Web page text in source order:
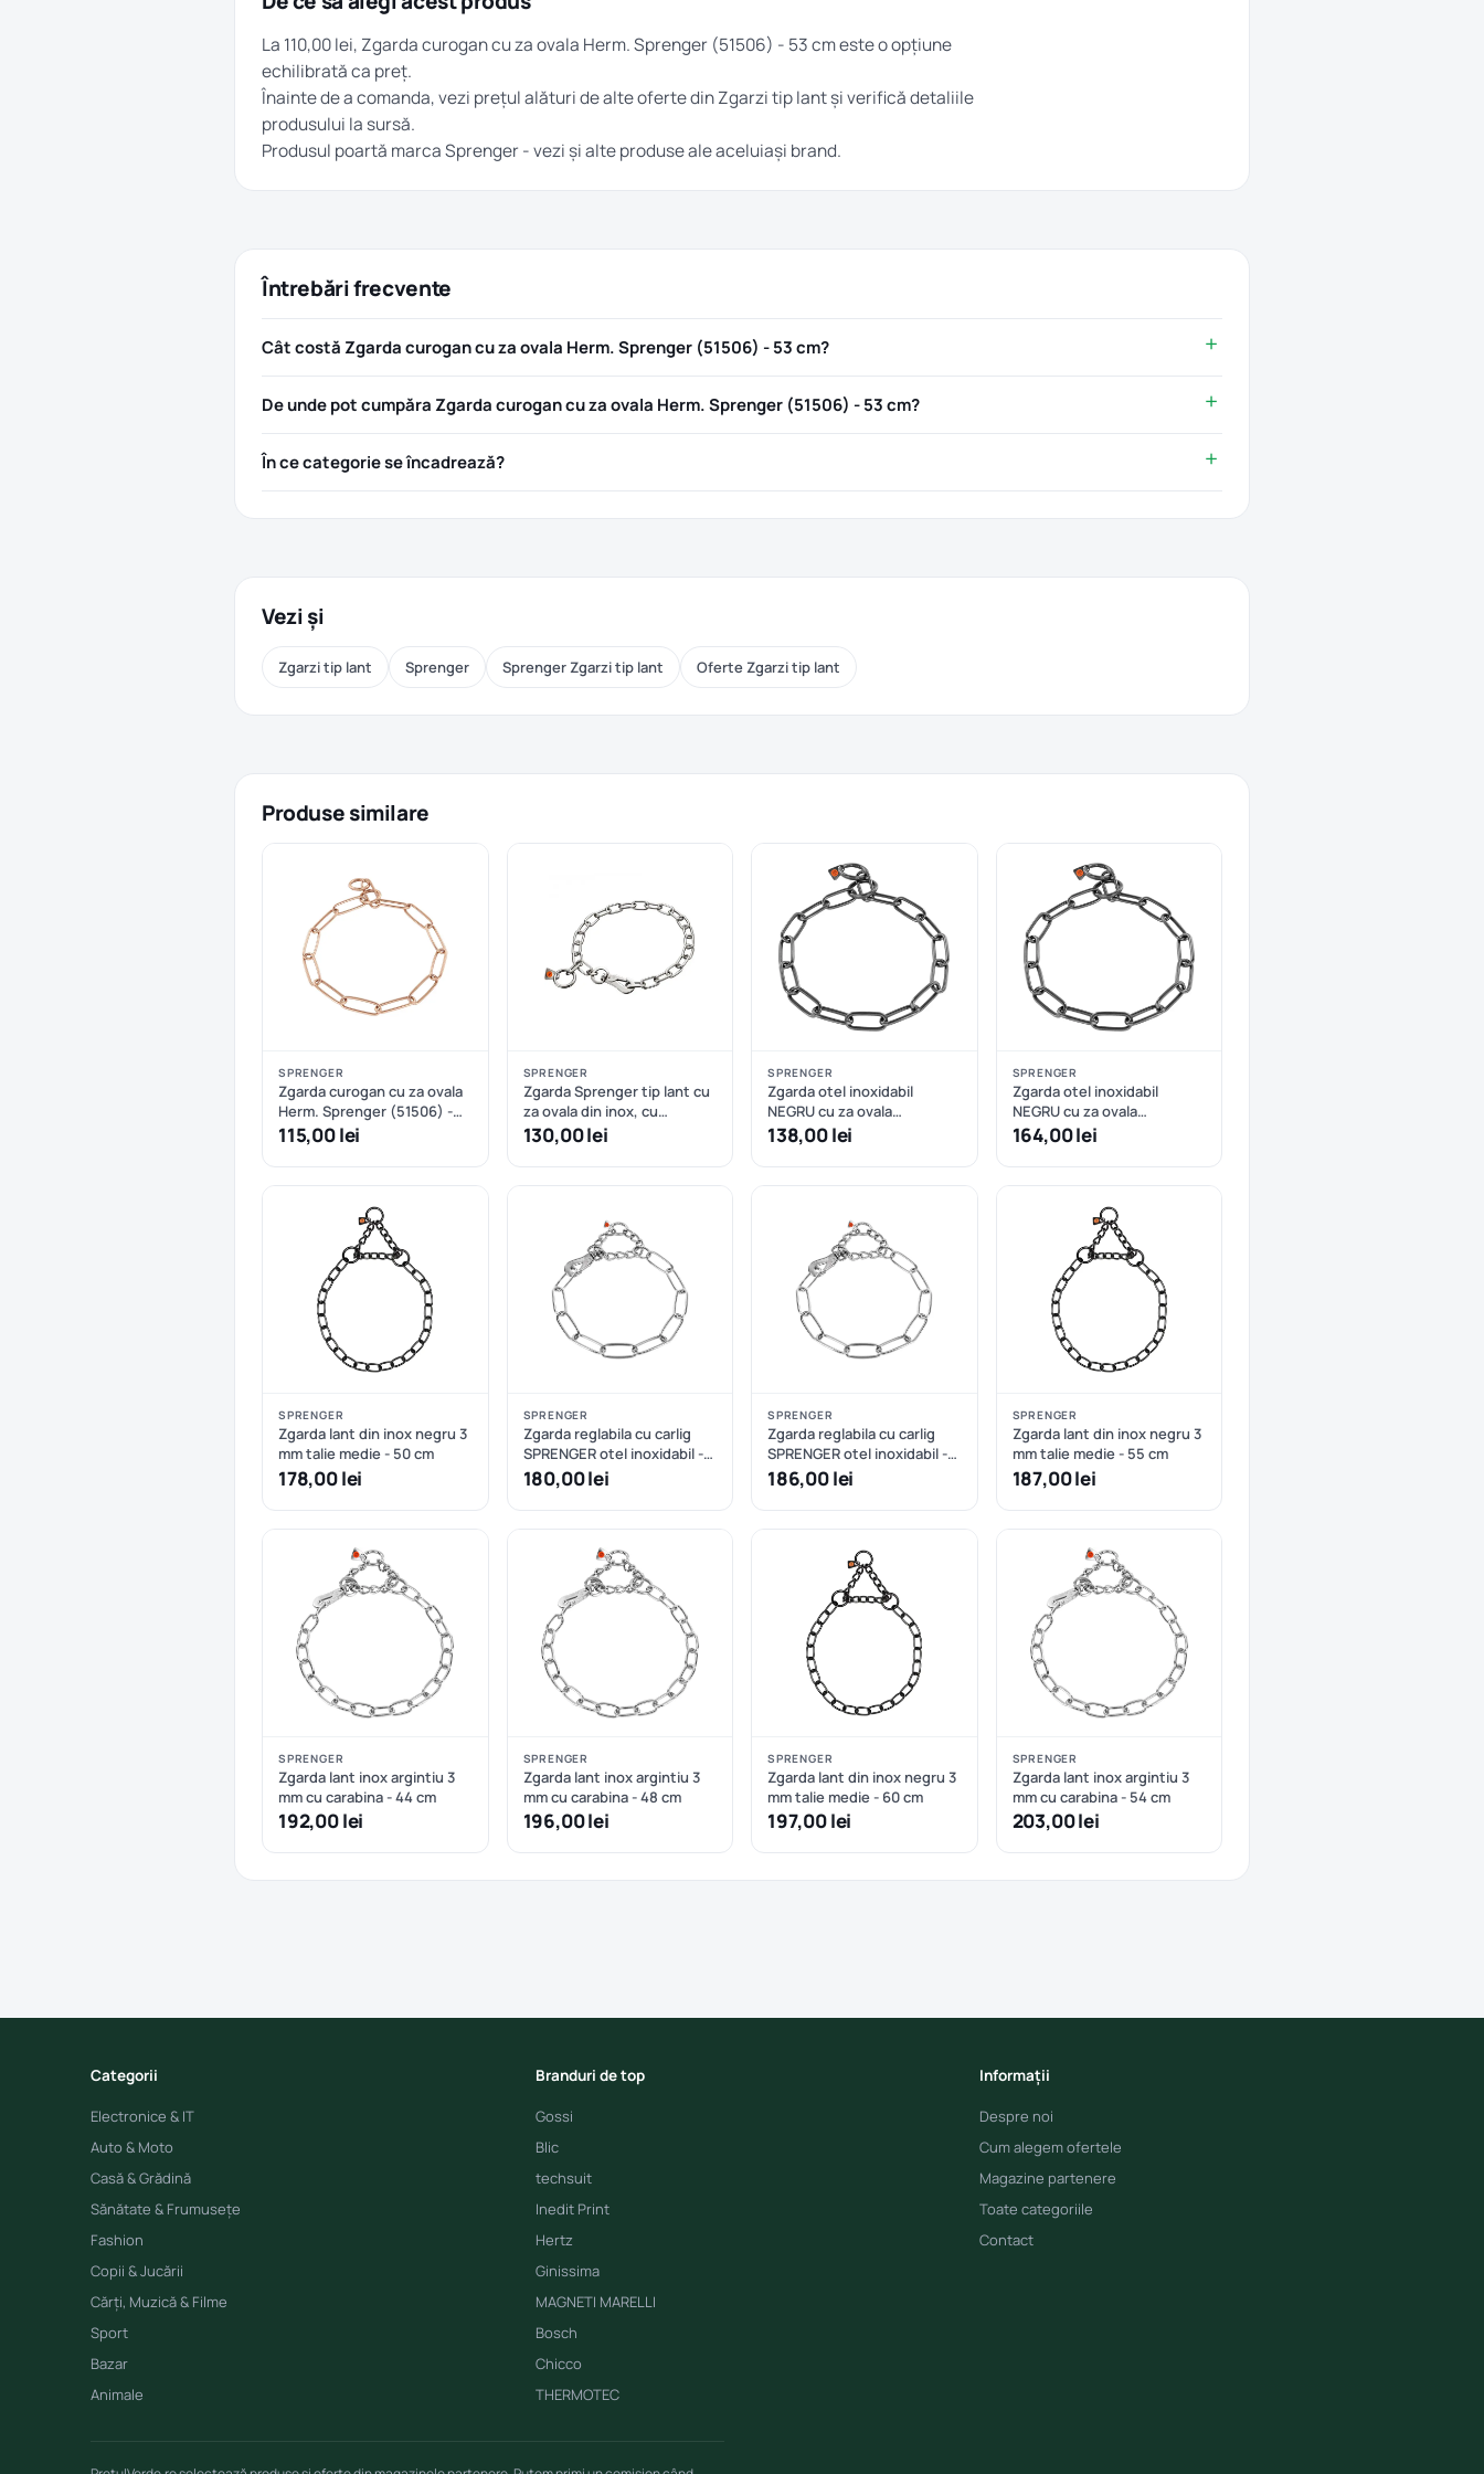
La 110,00 lei, Zgarda curogan cu za ovala Herm. Sprenger (51506) - 53 cm este o opțiune
echilibrată ca preț.
Înainte de a comanda, vezi prețul alături de alte oferte dinZgarzi tip lantși verifică detaliile
produsului la sursă.
Produsul poartă marcaSprenger- vezi și alte produse ale aceluiași brand.
Întrebări frecvente
Cât costă Zgarda curogan cu za ovala Herm. Sprenger (51506) - 53 cm?
De unde pot cumpăra Zgarda curogan cu za ovala Herm. Sprenger (51506) - 53 cm?
În ce categorie se încadrează?
Vezi și
Zgarzi tip lant Sprenger Sprenger Zgarzi tip lant Oferte Zgarzi tip lant
Produse similare
SPRENGER
Zgarda curogan cu za ovala
Herm. Sprenger (51506) -
57 cm
115,00 lei
SPRENGER
Zgarda Sprenger tip lant cu
za ovala din inox, cu
carabiniera tip carlig - ideala
pentru caini in crestere - 65
cm
130,00 lei
SPRENGER
Zgarda otel inoxidabil
NEGRU cu za ovala
Sprenger, lungimi: 60-75 cm
- 66 cm
138,00 lei
SPRENGER
Zgarda otel inoxidabil
NEGRU cu za ovala
Sprenger, lungimi: 60-75 cm
- 69 cm
164,00 lei
SPRENGER
Zgarda lant din inox negru 3
mm talie medie - 50 cm
178,00 lei
SPRENGER
Zgarda reglabila cu carlig
SPRENGER otel inoxidabil -
70 cm
180,00 lei
SPRENGER
Zgarda reglabila cu carlig
SPRENGER otel inoxidabil -
80 cm
186,00 lei
SPRENGER
Zgarda lant din inox negru 3
mm talie medie - 55 cm
187,00 lei
SPRENGER
Zgarda lant inox argintiu 3
mm cu carabina - 44 cm
192,00 lei
SPRENGER
Zgarda lant inox argintiu 3
mm cu carabina - 48 cm
196,00 lei
SPRENGER
Zgarda lant din inox negru 3
mm talie medie - 60 cm
197,00 lei
SPRENGER
Zgarda lant inox argintiu 3
mm cu carabina - 54 cm
203,00 lei
Categorii
Electronice & IT
Auto & Moto
Casă & Grădină
Sănătate & Frumusețe
Fashion
Copii & Jucării
Cărți, Muzică & Filme
Sport
Bazar
Animale
Branduri de top
Gossi
Blic
techsuit
Inedit Print
Hertz
Ginissima
MAGNETI MARELLI
Bosch
Chicco
THERMOTEC
Informații
Despre noi
Cum alegem ofertele
Magazine partenere
Toate categoriile
Contact